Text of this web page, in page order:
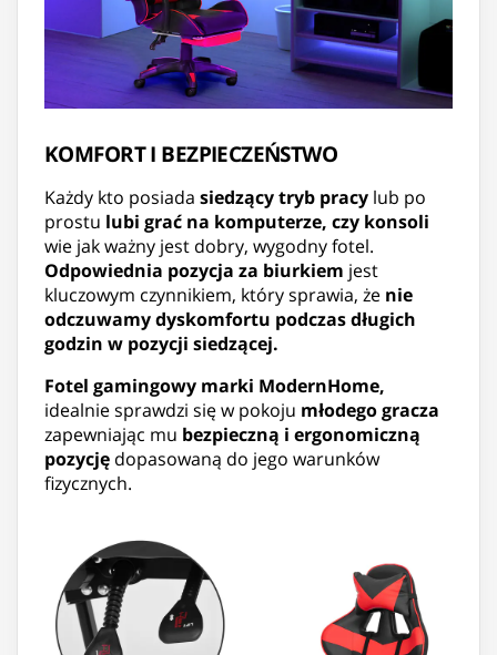
KOMFORT I BEZPIECZEŃSTWO
Każdy kto posiada siedzący tryb pracy lub po
prostu lubi grać na komputerze, czy konsoli
wie jak ważny jest dobry, wygodny fotel.
Odpowiednia pozycja za biurkiem jest
kluczowym czynnikiem, który sprawia, że nie
odczuwamy dyskomfortu podczas długich
godzin w pozycji siedzącej.
Fotel gamingowy marki ModernHome,
idealnie sprawdzi się w pokoju młodego gracza
zapewniając mu bezpieczną i ergonomiczną
pozycję dopasowaną do jego warunków
fizycznych.